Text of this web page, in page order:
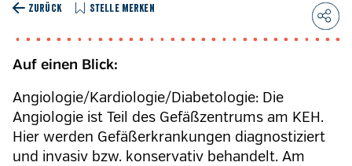
ZURÜCK STELLE MERKEN
Auf einen Blick:
Angiologie/Kardiologie/Diabetologie: Die
Angiologie ist Teil des Gefäßzentrums am KEH.
Hier werden Gefäßerkrankungen diagnostiziert
und invasiv bzw. konservativ behandelt. Am